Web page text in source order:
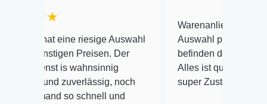
eine riesige Auswahl
Preisen. Der
is wahnsinnig
zuverlässig, noch
so schnell und
Warenanlieferung Top und die
Auswahl plus gesundheitliches
befinden der Fische
Alles ist quick lebendig und im
super Zustand. Gerne wieder 😃